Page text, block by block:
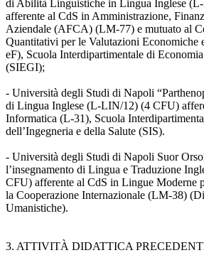
di Abilità Linguistiche in Lingua Inglese
afferente al CdS in Amministrazione,
Aziendale (AFCA) (LM-77) e mutuato al
Quantitativi per le Valutazioni
eF), Scuola Interdipartimentale di
(SIEGI);
- Università degli Studi di Napoli
di Lingua Inglese (L-LIN/12) (4 CFU)
Informatica (L-31), Scuola
dell’Ingegneria e della Salute (SIS).
- Università degli Studi di Napoli Suor
l’insegnamento di Lingua e Traduzione
CFU) afferente al CdS in Lingue Moderne
la Cooperazione Internazionale (LM-38)
Umanistiche).
3. ATTIVITÀ DIDATTICA